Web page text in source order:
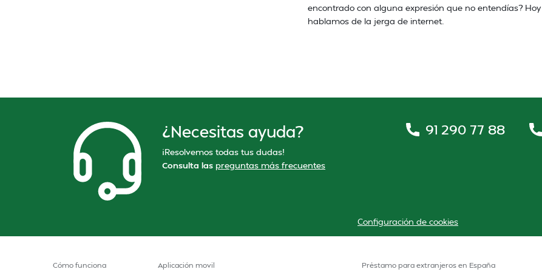
encontrado con alguna expresión que no entendías? Hoy
hablamos de la jerga de internet.
¿Necesitas ayuda?
¡Resolvemos todas tus dudas!
Consulta las preguntas más frecuentes
91 290 77 88
Configuración de cookies
Cómo funciona
Aplicación movil
Préstamo para extranjeros en España